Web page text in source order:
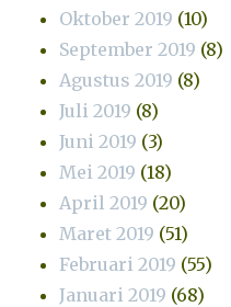
Oktober 2019 (10)
September 2019 (8)
Agustus 2019 (8)
Juli 2019 (8)
Juni 2019 (3)
Mei 2019 (18)
April 2019 (20)
Maret 2019 (51)
Februari 2019 (55)
Januari 2019 (68)